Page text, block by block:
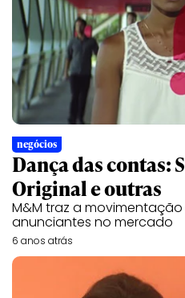
negócios
Dança das contas:
Original e outras
M&M traz a
anunciantes no mercado
6 anos atrás